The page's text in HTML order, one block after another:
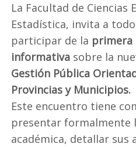
La Facultad de Ciencias
Estadística, invita a
participar de la primera
informativa sobre la
Gestión Pública
Provincias y Municipios.
Este encuentro tiene
presentar formalmente
académica, detallar sus